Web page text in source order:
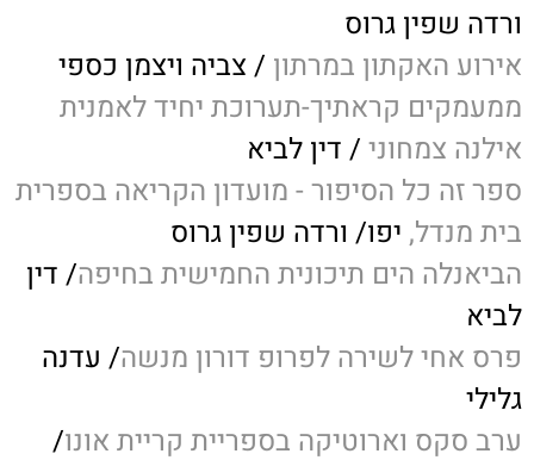
ורדה שפין גרוס
אירוע האקתון במרתון / צביה ויצמן כספי
ממעמקים קראתיך-תערוכת יחיד לאמנית
אילנה צמחוני / דין לביא
ספר זה כל הסיפור - מועדון הקריאה בספרית
בית מנדל, יפו/ ורדה שפין גרוס
הביאנלה הים תיכונית החמישית בחיפה/ דין
לביא
פרס אחי לשירה לפרופ דורון מנשה/ עדנה
גלילי
ערב סקס וארוטיקה בספריית קריית אונו/